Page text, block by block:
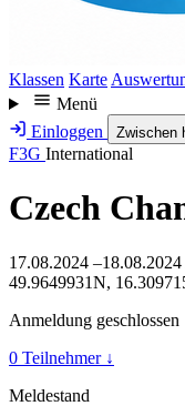
Klassen Karte
Menü
Einloggen
Zwischen
F3G International
Czech
17.08.2024 –18.08.2024
49.9649931N,
Anmeldung geschlossen
0 Teilnehmer ↓
Meldestand